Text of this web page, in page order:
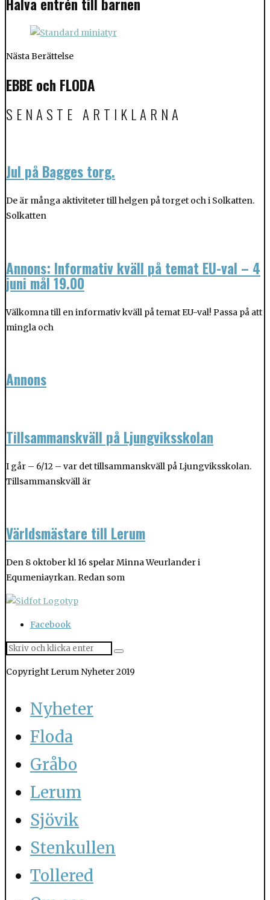
Nästa Berättelse
EBBE och FLODA
SENASTE ARTIKLARNA
Jul på Bagges torg.
De är många aktiviteter till helgen på torget och i Solkatten.
Solkatten
Annons: Informativ kväll på temat EU-val – 4
juni mål 19.00
Välkomna till en informativ kväll på temat EU-val! Passa på att
mingla och
Annons
Tillsammanskväll på Ljungviksskolan
I går – 6/12 – var det tillsammanskväll på Ljungviksskolan.
Tillsammanskväll är
Världsmästare till Lerum
Den 8 oktober kl 16 spelar Minna Weurlander i
Equmeniayrkan. Redan som
Facebook
Copyright Lerum Nyheter 2019
Nyheter
Floda
Gråbo
Lerum
Sjövik
Stenkullen
Tollered